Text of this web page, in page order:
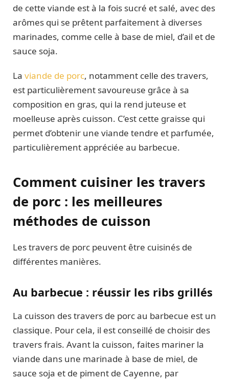
de cette viande est à la fois sucré et salé, avec des
arômes qui se prêtent parfaitement à diverses
marinades, comme celle à base de miel, d’ail et de
sauce soja.
La viande de porc, notamment celle des travers,
est particulièrement savoureuse grâce à sa
composition en gras, qui la rend juteuse et
moelleuse après cuisson. C’est cette graisse qui
permet d’obtenir une viande tendre et parfumée,
particulièrement appréciée au barbecue.
Comment cuisiner les travers
de porc : les meilleures
méthodes de cuisson
Les travers de porc peuvent être cuisinés de
différentes manières.
Au barbecue : réussir les ribs grillés
La cuisson des travers de porc au barbecue est un
classique. Pour cela, il est conseillé de choisir des
travers frais. Avant la cuisson, faites mariner la
viande dans une marinade à base de miel, de
sauce soja et de piment de Cayenne, par